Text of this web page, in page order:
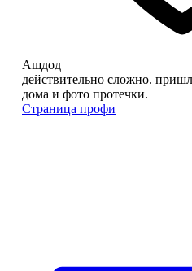
Ашдод
действительно сложно.
дома и фото протечки.
Страница профи